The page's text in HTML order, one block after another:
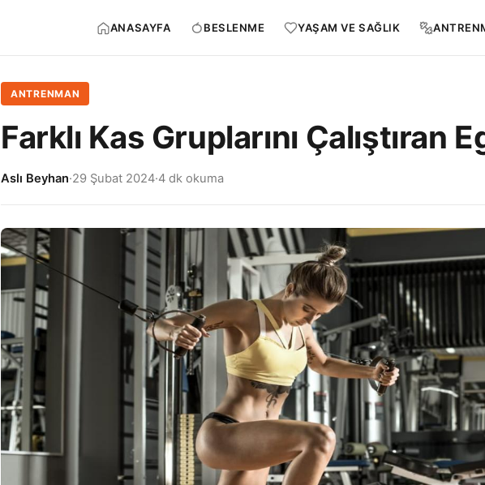
ANASAYFA BESLENME YAŞAM VE SAĞLIK
ANTRENMAN
Farklı Kas Gruplarını Çalıştıran
Aslı Beyhan·29 Şubat 2024·4 dk okuma